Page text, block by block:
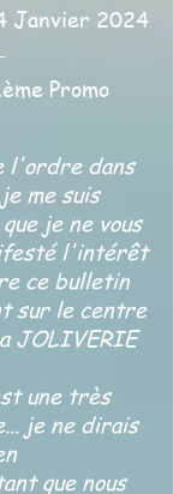
Janvier 2024
Promo
l'ordre dans
me suis
je ne vous
l'intérêt
ce bulletin
sur le centre
JOLIVERIE
une très
je ne dirais
que nous